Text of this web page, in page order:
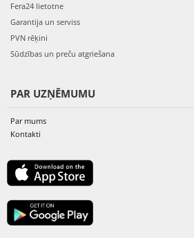
Fera24 lietotne
Garantija un serviss
PVN rēķini
Sūdzības un preču atgriešana
PAR UZŅĒMUMU
Par mums
Kontakti